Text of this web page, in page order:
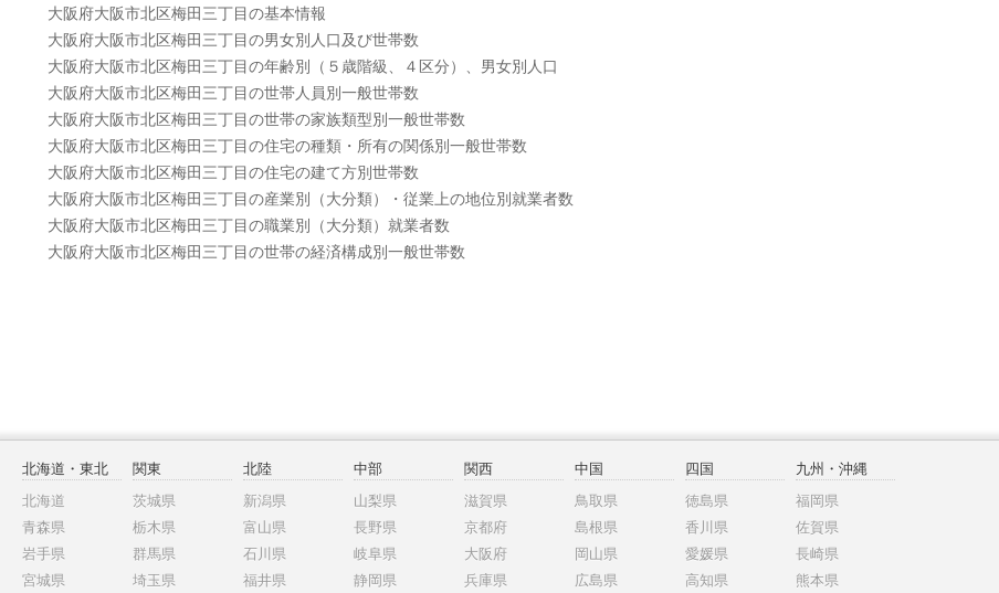
大阪府大阪市北区梅田三丁目の基本情報
大阪府大阪市北区梅田三丁目の男女別人口及び世帯数
大阪府大阪市北区梅田三丁目の年齢別（５歳階級、４区分）、男女別人口
大阪府大阪市北区梅田三丁目の世帯人員別一般世帯数
大阪府大阪市北区梅田三丁目の世帯の家族類型別一般世帯数
大阪府大阪市北区梅田三丁目の住宅の種類・所有の関係別一般世帯数
大阪府大阪市北区梅田三丁目の住宅の建て方別世帯数
大阪府大阪市北区梅田三丁目の産業別（大分類）・従業上の地位別就業者数
大阪府大阪市北区梅田三丁目の職業別（大分類）就業者数
大阪府大阪市北区梅田三丁目の世帯の経済構成別一般世帯数
北海道・東北
北海道
青森県
岩手県
宮城県
関東
茨城県
栃木県
群馬県
埼玉県
北陸
新潟県
富山県
石川県
福井県
中部
山梨県
長野県
岐阜県
静岡県
関西
滋賀県
京都府
大阪府
兵庫県
中国
鳥取県
島根県
岡山県
広島県
四国
徳島県
香川県
愛媛県
高知県
九州・沖縄
福岡県
佐賀県
長崎県
熊本県